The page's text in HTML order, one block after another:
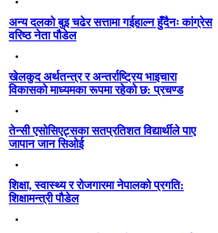
अन्य दलको बुइ चढेर सत्तामा गईहाल्न हुँदैनः कांग्रेस
वरिष्ठ नेता पौडेल
खेलकुद अर्थतन्त्र र अन्तर्राष्ट्रिय भाइचारा
विकासको माध्यमका रूपमा रहेको छ: प्रचण्ड
तेन्सी एसोसिएट्सका सतप्रतिशत विद्यार्थीले पाए
जापान जान सिओई
शिक्षा, स्वास्थ्य र रोजगारमा नेपालको प्रगति:
शिक्षामन्त्री पौडेल